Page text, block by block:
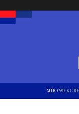
SITIO WEB